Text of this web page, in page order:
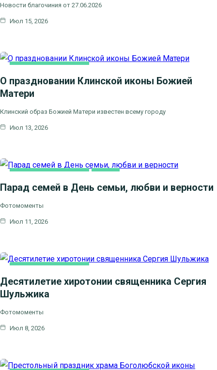
Новости благочиния от 27.06.2026
Июл 15, 2026
О праздновании Клинской иконы Божией
Матери
Клинский образ Божией Матери известен всему городу
Июл 13, 2026
Парад семей в День семьи, любви и верности
Фотомоменты
Июл 11, 2026
Десятилетие хиротонии священника Сергия
Шульжика
Фотомоменты
Июл 8, 2026